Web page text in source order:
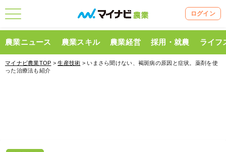
ログイン
農業ニュース 農業スキル 農業経営 採用・就農 ライフ
マイナビ農業TOP >生産技術 > いまさら聞けない、褐斑病の原因と症状。薬剤を使
った治療法も紹介